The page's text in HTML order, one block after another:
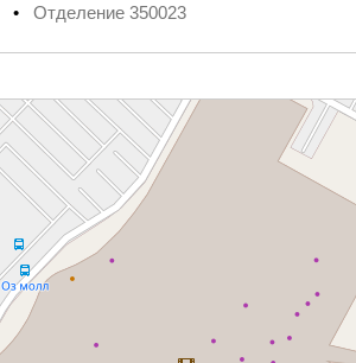
• Отделение 350023